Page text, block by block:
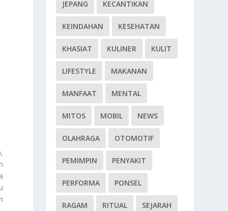
JEPANG KECANTIKAN
KEINDAHAN KESEHATAN
KHASIAT KULINER KULIT
LIFESTYLE MAKANAN
MANFAAT MENTAL
MITOS MOBIL NEWS
OLAHRAGA OTOMOTIF
PEMIMPIN PENYAKIT
PERFORMA PONSEL
RAGAM RITUAL SEJARAH